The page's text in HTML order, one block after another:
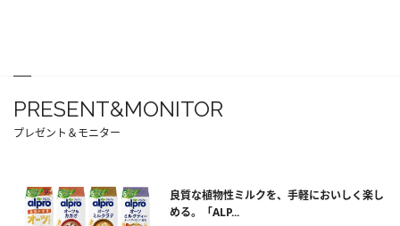
PRESENT&MONITOR
プレゼント＆モニター
良質な植物性ミルクを、手軽においしく楽し
める。「ALP...